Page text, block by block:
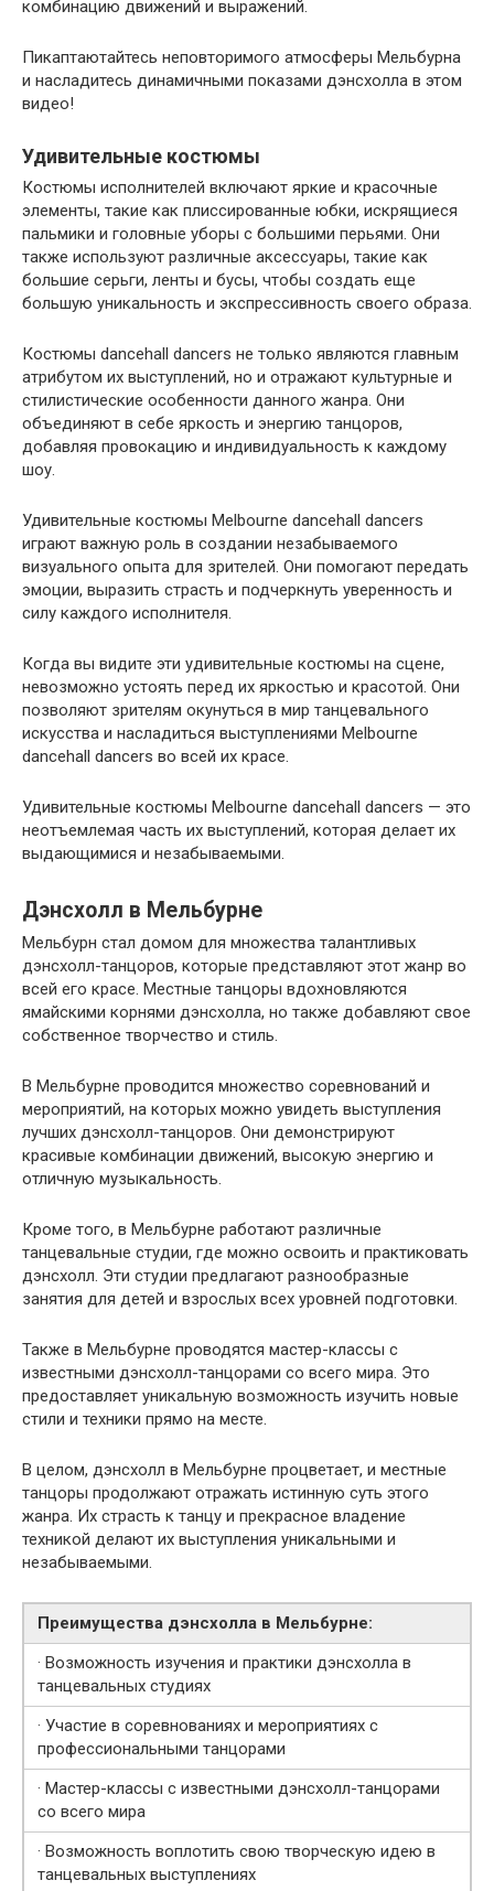
комбинацию движений и выражений.
Пикаптаютайтесь неповторимого атмосферы Мельбурна
и насладитесь динамичными показами дэнсхолла в этом
видео!
Удивительные костюмы
Костюмы исполнителей включают яркие и красочные
элементы, такие как плиссированные юбки, искрящиеся
пальмики и головные уборы с большими перьями. Они
также используют различные аксессуары, такие как
большие серьги, ленты и бусы, чтобы создать еще
большую уникальность и экспрессивность своего образа.
Костюмы dancehall dancers не только являются главным
атрибутом их выступлений, но и отражают культурные и
стилистические особенности данного жанра. Они
объединяют в себе яркость и энергию танцоров,
добавляя провокацию и индивидуальность к каждому
шоу.
Удивительные костюмы Melbourne dancehall dancers
играют важную роль в создании незабываемого
визуального опыта для зрителей. Они помогают передать
эмоции, выразить страсть и подчеркнуть уверенность и
силу каждого исполнителя.
Когда вы видите эти удивительные костюмы на сцене,
невозможно устоять перед их яркостью и красотой. Они
позволяют зрителям окунуться в мир танцевального
искусства и насладиться выступлениями Melbourne
dancehall dancers во всей их красе.
Удивительные костюмы Melbourne dancehall dancers — это
неотъемлемая часть их выступлений, которая делает их
выдающимися и незабываемыми.
Дэнсхолл в Мельбурне
Мельбурн стал домом для множества талантливых
дэнсхолл-танцоров, которые представляют этот жанр во
всей его красе. Местные танцоры вдохновляются
ямайскими корнями дэнсхолла, но также добавляют свое
собственное творчество и стиль.
В Мельбурне проводится множество соревнований и
мероприятий, на которых можно увидеть выступления
лучших дэнсхолл-танцоров. Они демонстрируют
красивые комбинации движений, высокую энергию и
отличную музыкальность.
Кроме того, в Мельбурне работают различные
танцевальные студии, где можно освоить и практиковать
дэнсхолл. Эти студии предлагают разнообразные
занятия для детей и взрослых всех уровней подготовки.
Также в Мельбурне проводятся мастер-классы с
известными дэнсхолл-танцорами со всего мира. Это
предоставляет уникальную возможность изучить новые
стили и техники прямо на месте.
В целом, дэнсхолл в Мельбурне процветает, и местные
танцоры продолжают отражать истинную суть этого
жанра. Их страсть к танцу и прекрасное владение
техникой делают их выступления уникальными и
незабываемыми.
Преимущества дэнсхолла в Мельбурне:
· Возможность изучения и практики дэнсхолла в
танцевальных студиях
· Участие в соревнованиях и мероприятиях с
профессиональными танцорами
· Мастер-классы с известными дэнсхолл-танцорами
со всего мира
· Возможность воплотить свою творческую идею в
танцевальных выступлениях